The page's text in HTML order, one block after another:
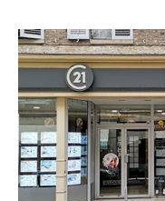
CENTURY
39 rue